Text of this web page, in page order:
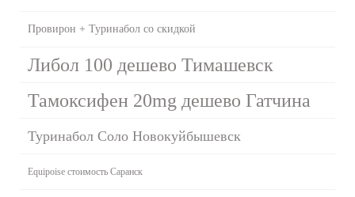
Провирон + Туринабол со скидкой
Либол 100 дешево Тимашевск
Тамоксифен 20mg дешево Гатчина
Туринабол Соло Новокуйбышевск
Equipoise стоимость Саранск